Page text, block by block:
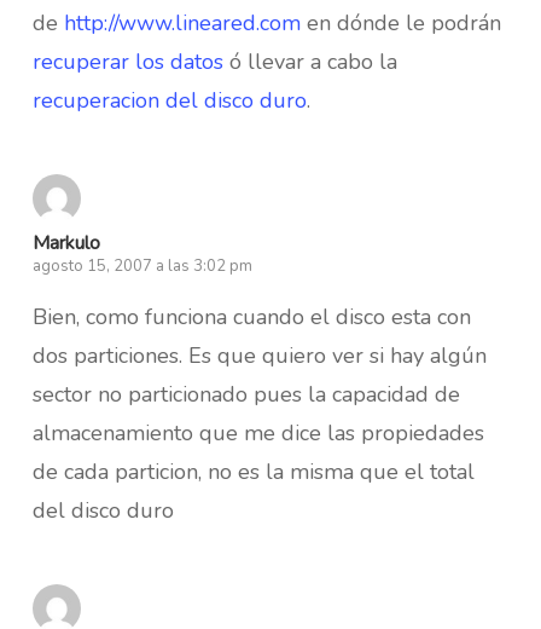
de http://www.lineared.comen dónde le podrán
recuperar los datosó llevar a cabo la
recuperacion del disco duro.
Markulo
agosto 15, 2007 a las 3:02 pm
Bien, como funciona cuando el disco esta con
dos particiones. Es que quiero ver si hay algún
sector no particionado pues la capacidad de
almacenamiento que me dice las propiedades
de cada particion, no es la misma que el total
del disco duro